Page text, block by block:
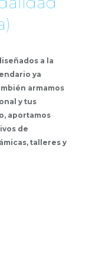
a la
ya
armamos
y tus
aportamos
de
talleres y